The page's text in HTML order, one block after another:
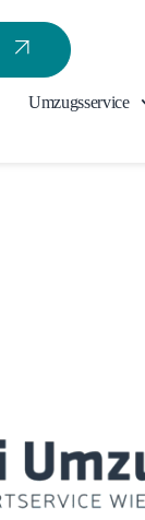
Umzugsservice